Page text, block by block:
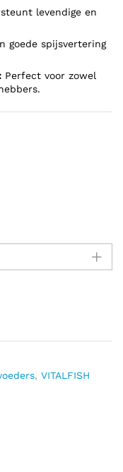
levendige en
goede spijsvertering
Perfect voor zowel
, VITALFISH